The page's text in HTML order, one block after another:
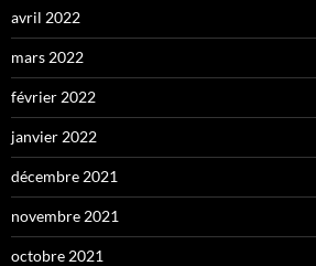
avril 2022
mars 2022
février 2022
janvier 2022
décembre 2021
novembre 2021
octobre 2021